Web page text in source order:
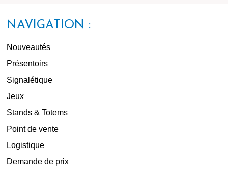
NAVIGATION :
Nouveautés
Présentoirs
Signalétique
Jeux
Stands & Totems
Point de vente
Logistique
Demande de prix